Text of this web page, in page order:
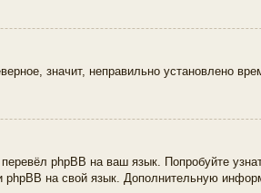
значит, неправильно установлено
phpBB на ваш язык. Попробуйте
phpBB на свой язык. Дополнительную